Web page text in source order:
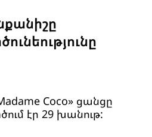
Coco» ցանցը
էր 29 խանութ: